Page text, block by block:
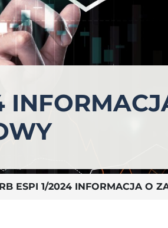
RB ESPI 1/2024 INFORMACJA O